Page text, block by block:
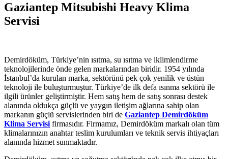
Gaziantep Mitsubishi Heavy Klima
Servisi
Demirdöküm, Türkiye’nin ısıtma, su ısıtma ve iklimlendirme
teknolojilerinde önde gelen markalarından biridir. 1954 yılında
İstanbul’da kurulan marka, sektörünü pek çok yenilik ve üstün
teknoloji ile buluşturmuştur. Türkiye’de ilk defa ısınma sektörü ile
ilgili ürünler geliştirmiştir. Hem satış hem de satış sonrası destek
alanında oldukça güçlü ve yaygın iletişim ağlarına sahip olan
markanın güçlü servislerinden biri de Gaziantep Demirdöküm
Klima Servisi firmasıdır. Firmamız, Demirdöküm markalı olan tüm
klimalarınızın anahtar teslim kurulumları ve teknik servis ihtiyaçları
alanında hizmet sunmaktadır.